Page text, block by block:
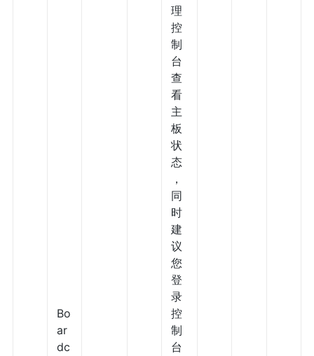
Bo
ar
dc
理
控
制
台
查
看
主
板
状
态
，
同
时
建
议
您
登
录
控
制
台